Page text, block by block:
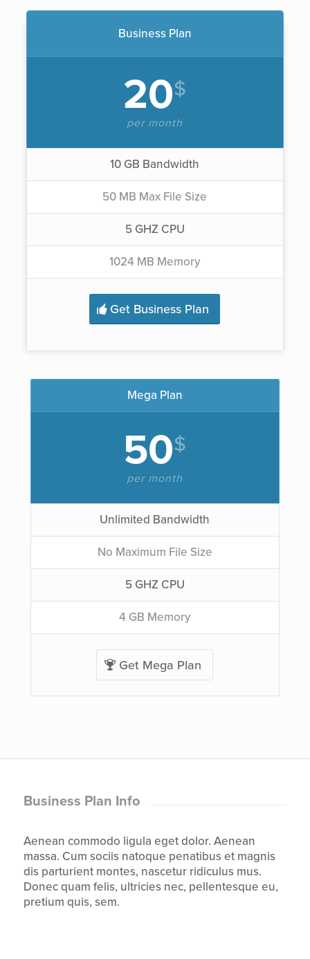
Business Plan
20$
per month
10 GB Bandwidth
50 MB Max File Size
5 GHZ CPU
1024 MB Memory
Get Business Plan
Mega Plan
50$
per month
Unlimited Bandwidth
No Maximum File Size
5 GHZ CPU
4 GB Memory
Get Mega Plan
Business Plan Info
Aenean commodo ligula eget dolor. Aenean
massa. Cum sociis natoque penatibus et magnis
dis parturient montes, nascetur ridiculus mus.
Donec quam felis, ultricies nec, pellentesque eu,
pretium quis, sem.